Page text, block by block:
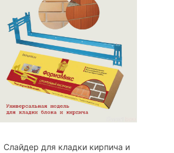
Слайдер для кладки кирпича и